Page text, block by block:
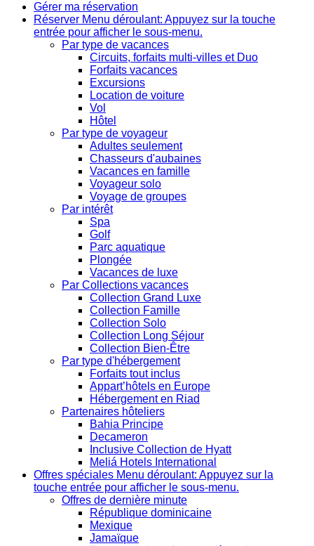
Gérer ma réservation
Réserver Menu déroulant: Appuyez sur la touche
entrée pour afficher le sous-menu.
Par type de vacances
Circuits, forfaits multi-villes et Duo
Forfaits vacances
Excursions
Location de voiture
Vol
Hôtel
Par type de voyageur
Adultes seulement
Chasseurs d'aubaines
Vacances en famille
Voyageur solo
Voyage de groupes
Par intérêt
Spa
Golf
Parc aquatique
Plongée
Vacances de luxe
Par Collections vacances
Collection Grand Luxe
Collection Famille
Collection Solo
Collection Long Séjour
Collection Bien-Être
Par type d'hébergement
Forfaits tout inclus
Appart’hôtels en Europe
Hébergement en Riad
Partenaires hôteliers
Bahia Principe
Decameron
Inclusive Collection de Hyatt
Meliá Hotels International
Offres spéciales Menu déroulant: Appuyez sur la
touche entrée pour afficher le sous-menu.
Offres de dernière minute
République dominicaine
Mexique
Jamaïque